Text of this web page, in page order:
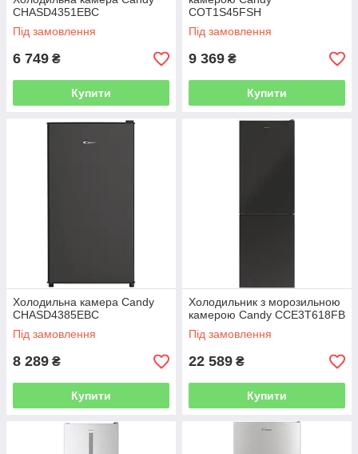
CHASD4351EBC
Під замовлення
6 749 ₴
Купити
COT1S45FSH
Під замовлення
9 369 ₴
Купити
Холодильна камера Candy
CHASD4385EBC
Під замовлення
8 289 ₴
Купити
Холодильник з морозильною
камерою Candy CCE3T618FB
Під замовлення
22 589 ₴
Купити